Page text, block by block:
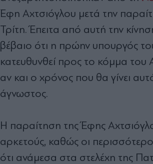
Έφη Αχτσιόγλου μετά την
Τρίτη. Έπειτα από αυτή την
βέβαιο ότι η πρώην υπουργός
κατευθυνθεί προς το κόμμα του
αν και ο χρόνος που θα γίνει
άγνωστος.
Η παραίτηση της Έφης
αρκετούς, καθώς οι
ότι ανάμεσα στα στελέχη της